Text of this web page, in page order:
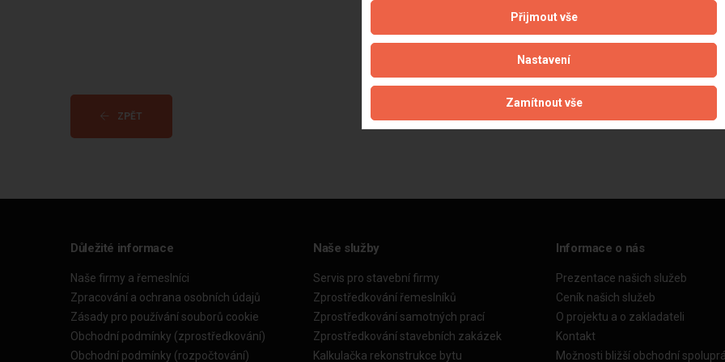
ZPĚT
Důležité informace
Naše firmy a řemeslníci
Zpracování a ochrana osobních údajů
Zásady pro používání souborů cookie
Obchodní podmínky (zprostředkování)
Obchodní podmínky (rozpočtování)
Naše služby
Servis pro stavební firmy
Zprostředkování řemeslníků
Zprostředkování samotných prací
Zprostředkování stavebních zakázek
Kalkulačka rekonstrukce bytu
Informace o nás
Prezentace našich služeb
Ceník našich služeb
O projektu a o zakladateli
Kontakt
Možnosti bližší obchodní
Přijmout vše
Nastavení
Zamítnout vše